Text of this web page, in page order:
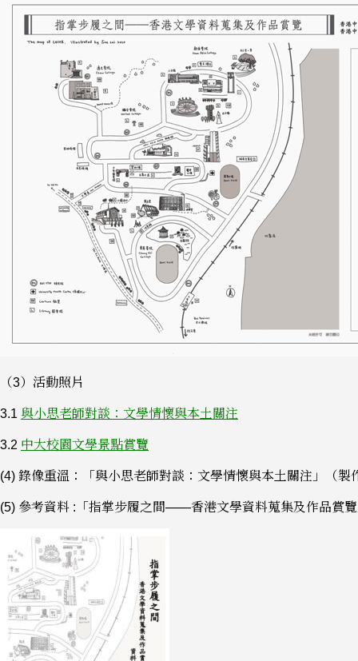
（3）活動照片
3.1 與小思老師對談：文學情懷與本土關注
3.2 中大校園文學景點賞覽
(4) 錄像重溫：「與小思老師對談：文學情懷與本土關注」（製
(5) 參考資料 :「指掌步履之間——香港文學資料蒐集及作品賞